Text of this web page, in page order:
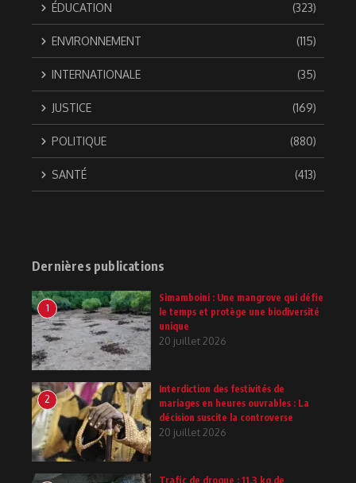
ÉDUCATION (323)
ENVIRONNEMENT (115)
INTERNATIONALE (35)
JUSTICE (169)
POLITIQUE (880)
SANTÉ (413)
Dernières publications
1
Simamboini : Une mangrove qui défie
le temps et protège une biodiversité
unique
20 juillet 2026
2
Interdiction des festivités de
mariages en heures ouvrables : La
décision suscite la controverse
20 juillet 2026
Trafic de drogue : 11,3 kg de